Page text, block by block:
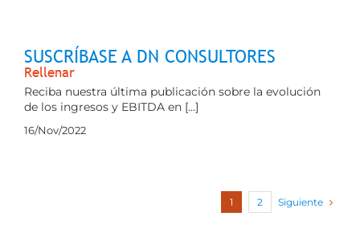
SUSCRÍBASE A DN CONSULTORES
Rellenar
Reciba nuestra última publicación sobre la evolución
de los ingresos y EBITDA en [...]
16/Nov/2022
1 2 Siguiente